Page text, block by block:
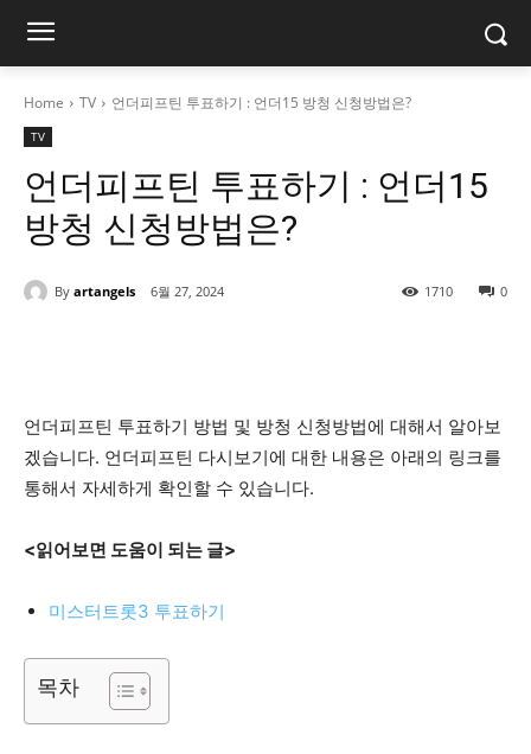
Home TV 언더피프틴 투표하기 : 언더15 방청 신청방법은?
TV
언더피프틴 투표하기 : 언더15
방청 신청방법은?
By artangels 6월 27, 2024 0
1710
언더피프틴 투표하기 방법 및 방청 신청방법에 대해서 알아보
겠습니다. 언더피프틴 다시보기에 대한 내용은 아래의 링크를
통해서 자세하게 확인할 수 있습니다.
<읽어보면 도움이 되는 글>
미스터트롯3 투표하기
목차